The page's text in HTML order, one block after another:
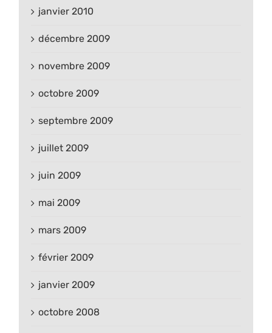
janvier 2010
décembre 2009
novembre 2009
octobre 2009
septembre 2009
juillet 2009
juin 2009
mai 2009
mars 2009
février 2009
janvier 2009
octobre 2008